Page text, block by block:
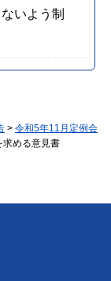
いよう制
> 令和5年11月定例会
求める意見書